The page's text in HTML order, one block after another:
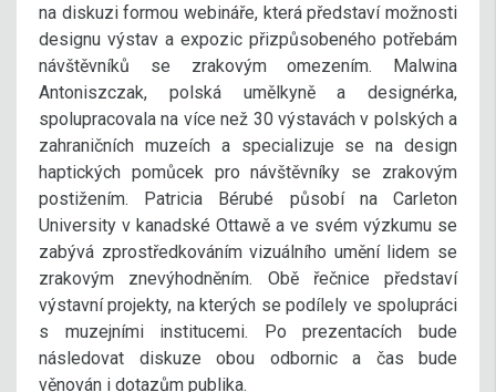
na diskuzi formou webináře, která představí možnosti
designu výstav a expozic přizpůsobeného potřebám
návštěvníků se zrakovým omezením. Malwina
Antoniszczak, polská umělkyně a designérka,
spolupracovala na více než 30 výstavách v polských a
zahraničních muzeích a specializuje se na design
haptických pomůcek pro návštěvníky se zrakovým
postižením. Patricia Bérubé působí na Carleton
University v kanadské Ottawě a ve svém výzkumu se
zabývá zprostředkováním vizuálního umění lidem se
zrakovým znevýhodněním. Obě řečnice představí
výstavní projekty, na kterých se podílely ve spolupráci
s muzejními institucemi. Po prezentacích bude
následovat diskuze obou odbornic a čas bude
věnován i dotazům publika.